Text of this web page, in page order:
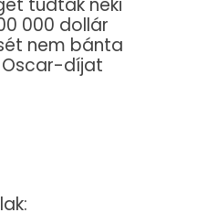
000 dollár
nem bánta
díjat